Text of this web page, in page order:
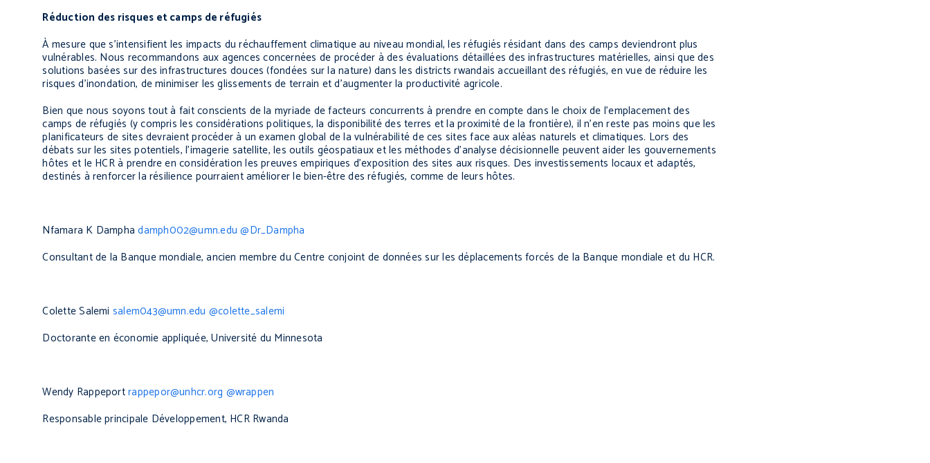
Réduction des risques et camps de réfugiés
À mesure que s’intensifient les impacts du réchauffement climatique au niveau mondial, les réfugiés résidant dans des camps deviendront plus
vulnérables. Nous recommandons aux agences concernées de procéder à des évaluations détaillées des infrastructures matérielles, ainsi que des
solutions basées sur des infrastructures douces (fondées sur la nature) dans les districts rwandais accueillant des réfugiés, en vue de réduire les
risques d’inondation, de minimiser les glissements de terrain et d’augmenter la productivité agricole.
Bien que nous soyons tout à fait conscients de la myriade de facteurs concurrents à prendre en compte dans le choix de l’emplacement des
camps de réfugiés (y compris les considérations politiques, la disponibilité des terres et la proximité de la frontière), il n’en reste pas moins que les
planificateurs de sites devraient procéder à un examen global de la vulnérabilité de ces sites face aux aléas naturels et climatiques. Lors des
débats sur les sites potentiels, l’imagerie satellite, les outils géospatiaux et les méthodes d’analyse décisionnelle peuvent aider les gouvernements
hôtes et le HCR à prendre en considération les preuves empiriques d’exposition des sites aux risques. Des investissements locaux et adaptés,
destinés à renforcer la résilience pourraient améliorer le bien-être des réfugiés, comme de leurs hôtes.
Nfamara K Damphadamph002@umn.edu @Dr_Dampha
Consultant de la Banque mondiale, ancien membre du Centre conjoint de données sur les déplacements forcés de la Banque mondiale et du HCR.
Colette Salemi salem043@umn.edu @colette_salemi
Doctorante en économie appliquée, Université du Minnesota
Wendy Rappeportrappepor@unhcr.org @wrappen
Responsable principale Développement, HCR Rwanda